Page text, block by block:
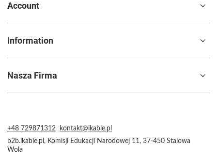
Account
Information
Nasza Firma
+48 729871312
kontakt@ikable.pl
b2b.ikable.pl , Komisji Edukacji Narodowej 11, 37-450 Stalowa
Wola